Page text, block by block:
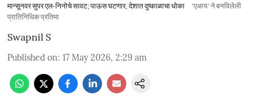
मान्सूनवर सुपर एल-निनोचे सावट; पाऊस घटणार, देशात दुष्काळाचा धोका
'एआय' ने बनविलेली
प्रातिनिधिक प्रतिमा
Swapnil S
Published on: 17 May 2026, 2:29 am